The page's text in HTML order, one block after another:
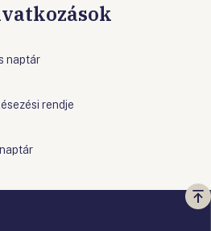
naptár
rendje
a